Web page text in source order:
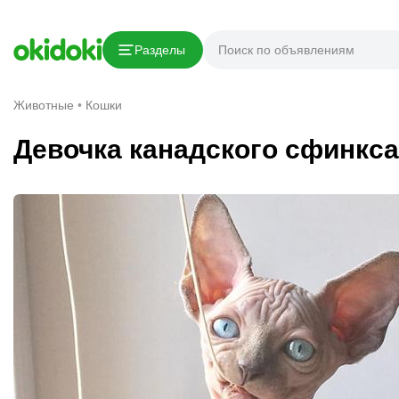
Разделы
Животные Кошки
Девочка канадского сфинкса
Скопировать ссылку